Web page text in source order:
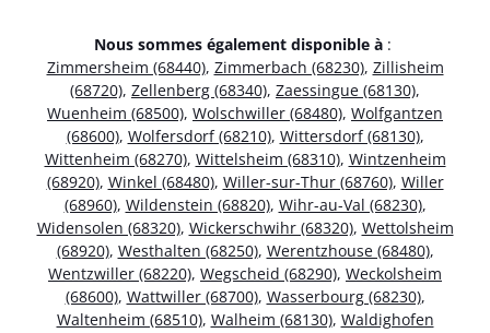
Nous sommes également disponible à :
Zimmersheim (68440), Zimmerbach (68230), Zillisheim
(68720), Zellenberg (68340), Zaessingue (68130),
Wuenheim (68500), Wolschwiller (68480), Wolfgantzen
(68600), Wolfersdorf (68210), Wittersdorf (68130),
Wittenheim (68270), Wittelsheim (68310), Wintzenheim
(68920), Winkel (68480), Willer-sur-Thur (68760), Willer
(68960), Wildenstein (68820), Wihr-au-Val (68230),
Widensolen (68320), Wickerschwihr (68320), Wettolsheim
(68920), Westhalten (68250), Werentzhouse (68480),
Wentzwiller (68220), Wegscheid (68290), Weckolsheim
(68600), Wattwiller (68700), Wasserbourg (68230),
Waltenheim (68510), Walheim (68130), Waldighofen